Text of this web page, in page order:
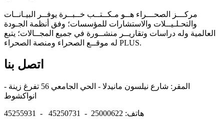
مركـــز الصحـــراء هــو مـكــتــب خــبــرة يوفــر البيـانــات
والتحـلـيــلات والاستشارات للمؤسسات؛ وفق أنظمة الجـودة
العالمية وله دراسات وتقاريــر منشــورة في جميع المجــالات؛ يتبع
له موقــع الصحراء ومنصة الصحراء PLUS.
اتصل بنا
المقر: شارع نيلسون مانيدلا - الحي الجامعي 56 تفرغ زينة -
هاتف: 25000622 - 45250731 - 45255931